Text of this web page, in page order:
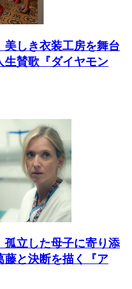
美しき衣装工房を舞台
生賛歌『ダイヤモン
孤立した母子に寄り添
藤と決断を描く『ア